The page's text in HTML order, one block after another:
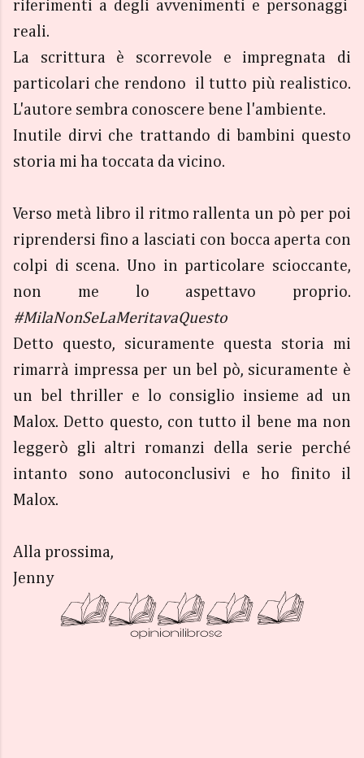
riferimenti a degli avvenimenti e personaggi
reali.
La scrittura è scorrevole e impregnata di
particolari che rendono il tutto più realistico.
L'autore sembra conoscere bene l'ambiente.
Inutile dirvi che trattando di bambini questo
storia mi ha toccata da vicino.
Verso metà libro il ritmo rallenta un pò per poi
riprendersi fino a lasciati con bocca aperta con
colpi di scena. Uno in particolare scioccante,
non me lo aspettavo proprio.
#MilaNonSeLaMeritavaQuesto
Detto questo, sicuramente questa storia mi
rimarrà impressa per un bel pò, sicuramente è
un bel thriller e lo consiglio insieme ad un
Malox. Detto questo, con tutto il bene ma non
leggerò gli altri romanzi della serie perché
intanto sono autoconclusivi e ho finito il
Malox.
Alla prossima,
Jenny